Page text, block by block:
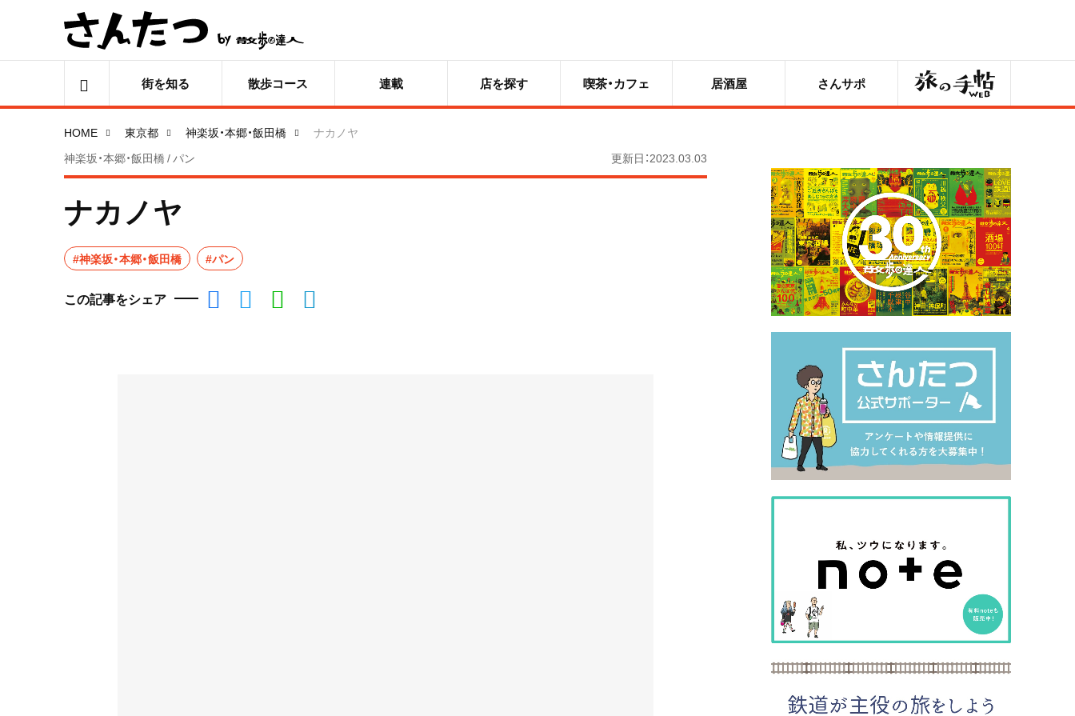
街を知る 散歩コース 連載 店を探す 喫茶・カフェ 居酒屋 さんサポ 旅の手帖
HOME 東京都 神楽坂・本郷・飯田橋
ナカノヤ
神楽坂・本郷・飯田橋 / パン
更新日：2023.03.03
ナカノヤ
#神楽坂・本郷・飯田橋 #パン
この記事をシェア